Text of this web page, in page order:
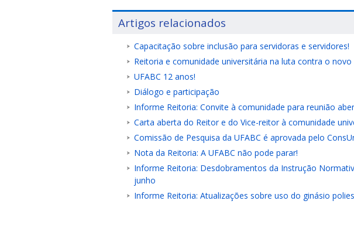
Artigos relacionados
Capacitação sobre inclusão para servidoras e servidores!
Reitoria e comunidade universitária na luta contra o novo
UFABC 12 anos!
Diálogo e participação
Informe Reitoria: Convite à comunidade para reunião
Carta aberta do Reitor e do Vice-reitor à comunidade
Comissão de Pesquisa da UFABC é aprovada pelo
Nota da Reitoria: A UFABC não pode parar!
Informe Reitoria: Desdobramentos da Instrução
junho
Informe Reitoria: Atualizações sobre uso do ginásio